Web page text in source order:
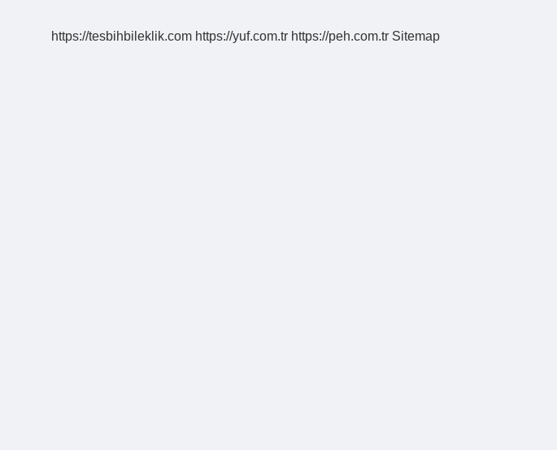
https://tesbihbileklik.com https://yuf.com.tr https://peh.com.tr Sitemap